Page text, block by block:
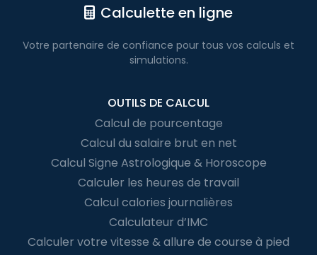
Calculette en ligne
Votre partenaire de confiance pour tous vos calculs et
simulations.
OUTILS DE CALCUL
Calcul de pourcentage
Calcul du salaire brut en net
Calcul Signe Astrologique & Horoscope
Calculer les heures de travail
Calcul calories journalières
Calculateur d’IMC
Calculer votre vitesse & allure de course à pied